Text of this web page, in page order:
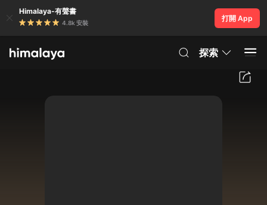
Himalaya-有聲書
4.8k 安裝
打開 App
探索